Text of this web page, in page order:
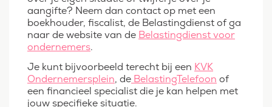
aangifte? Neem dan contact op met een
boekhouder, fiscalist, de Belastingdienst of ga
naar de website van de Belastingdienst voor
ondernemers.
Je kunt bijvoorbeeld terecht bij een KVK
Ondernemersplein, de BelastingTelefoon of
een financieel specialist die je kan helpen met
jouw specifieke situatie.